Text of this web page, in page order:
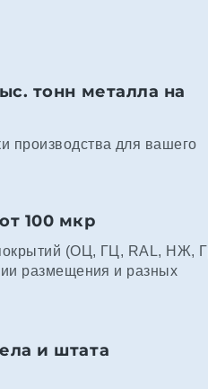
тонн металла на
производства для вашего
100 мкр
(ОЦ, ГЦ, RAL, НЖ,
размещения и разных
и штата